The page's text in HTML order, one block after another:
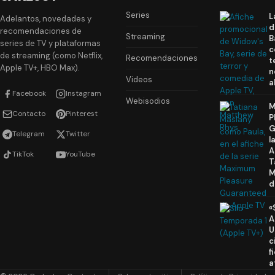
Adelantos, novedades y
recomendaciones de
series de TV y plataformas
de streaming (como Netflix,
Apple TV+, HBO Max).
Facebook Instagram
Contacto Pinterest
Telegram Twitter
TikTok YouTube
Series
Streaming
Recomendaciones
Videos
Webisodios